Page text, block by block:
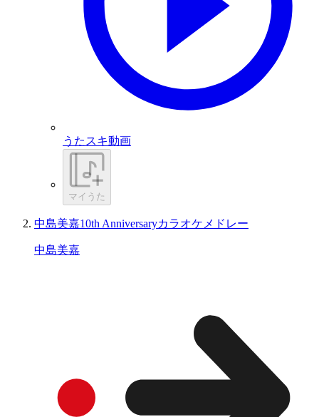
うたスキ動画
マイうた
中島美嘉10th Anniversaryカラオケメドレー
中島美嘉